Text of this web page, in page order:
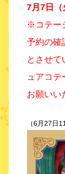
7月7日
※コテー
予約の確
とさせて
ュアコテ
お願いい
（6月27日